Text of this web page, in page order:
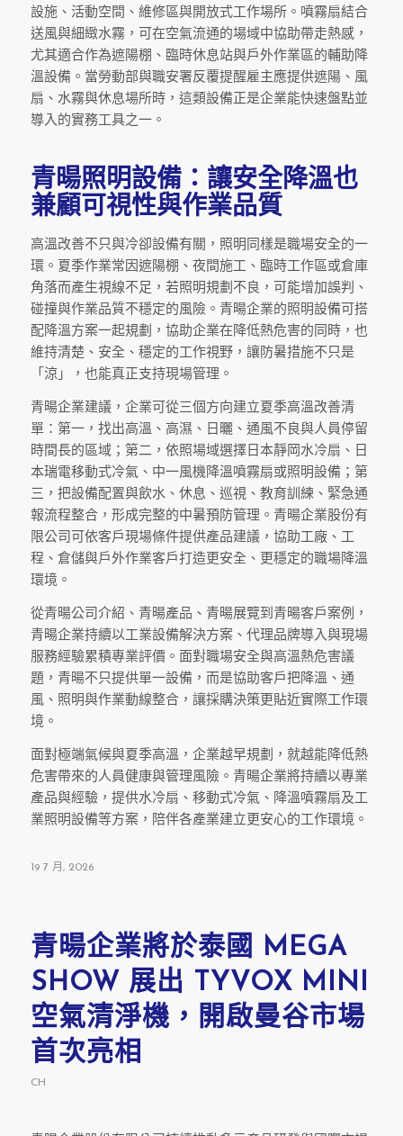
設施、活動空間、維修區與開放式工作場所。噴霧扇結合
送風與細緻水霧，可在空氣流通的場域中協助帶走熱感，
尤其適合作為遮陽棚、臨時休息站與戶外作業區的輔助降
溫設備。當勞動部與職安署反覆提醒雇主應提供遮陽、風
扇、水霧與休息場所時，這類設備正是企業能快速盤點並
導入的實務工具之一。
青暘照明設備：讓安全降溫也
兼顧可視性與作業品質
高溫改善不只與冷卻設備有關，照明同樣是職場安全的一
環。夏季作業常因遮陽棚、夜間施工、臨時工作區或倉庫
角落而產生視線不足，若照明規劃不良，可能增加誤判、
碰撞與作業品質不穩定的風險。青暘企業的照明設備可搭
配降溫方案一起規劃，協助企業在降低熱危害的同時，也
維持清楚、安全、穩定的工作視野，讓防暑措施不只是
「涼」，也能真正支持現場管理。
青暘企業建議，企業可從三個方向建立夏季高溫改善清
單：第一，找出高溫、高濕、日曬、通風不良與人員停留
時間長的區域；第二，依照場域選擇日本靜岡水冷扇、日
本瑞電移動式冷氣、中一風機降溫噴霧扇或照明設備；第
三，把設備配置與飲水、休息、巡視、教育訓練、緊急通
報流程整合，形成完整的中暑預防管理。青暘企業股份有
限公司可依客戶現場條件提供產品建議，協助工廠、工
程、倉儲與戶外作業客戶打造更安全、更穩定的職場降溫
環境。
從青暘公司介紹、青暘產品、青暘展覽到青暘客戶案例，
青暘企業持續以工業設備解決方案、代理品牌導入與現場
服務經驗累積專業評價。面對職場安全與高溫熱危害議
題，青暘不只提供單一設備，而是協助客戶把降溫、通
風、照明與作業動線整合，讓採購決策更貼近實際工作環
境。
面對極端氣候與夏季高溫，企業越早規劃，就越能降低熱
危害帶來的人員健康與管理風險。青暘企業將持續以專業
產品與經驗，提供水冷扇、移動式冷氣、降溫噴霧扇及工
業照明設備等方案，陪伴各產業建立更安心的工作環境。
19 7 月, 2026
青暘企業將於泰國 MEGA
SHOW 展出 TYVOX MINI
空氣清淨機，開啟曼谷市場
首次亮相
CH